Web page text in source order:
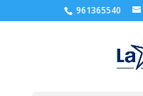
961365540